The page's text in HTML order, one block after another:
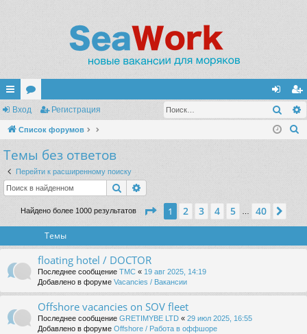
с
ы
лк
и
ор
ум
ы
хо
д
ег
ис
Вход Регистрация
Список форумов
Темы без ответов
Перейти к расширенному поиску
Поиск
Найдено более 1000 результатов Страница из 40
1 2 3 4 5 40
Темы
floating hotel / DOCTOR
Последнее сообщение TMC « 19 авг 2025, 14:19
Добавлено в форуме Vacancies / Вакансии
Offshore vacancies on SOV fleet
Последнее сообщение GRETIMYBE LTD « 29 июл 2025, 16:55
Добавлено в форуме Offshore / Работа в оффшоре